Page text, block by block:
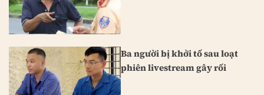
Ba người bị khởi tố sau loạt
phiên livestream gây rối